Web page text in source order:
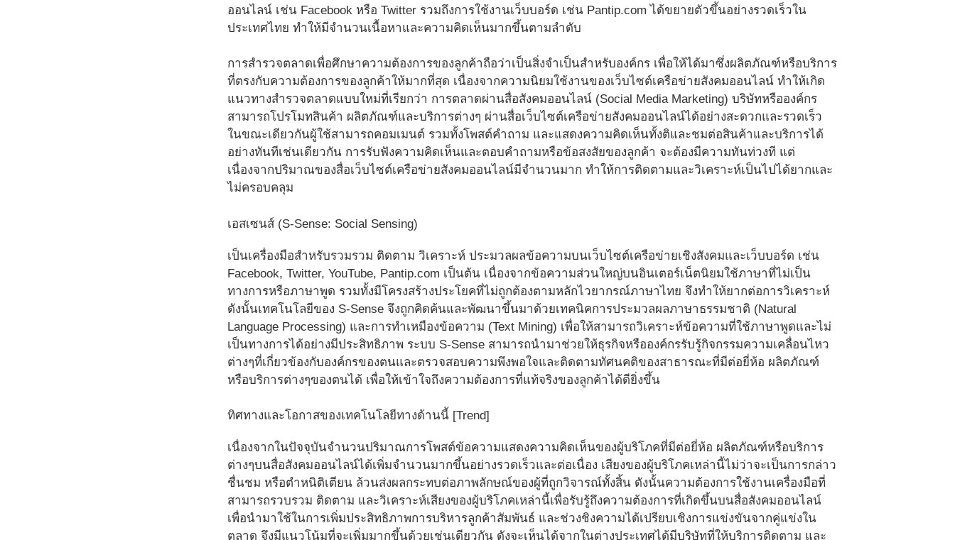
ออนไลน์ เช่น Facebook หรือ Twitter รวมถึงการใช้งานเว็บบอร์ด เช่น Pantip.com ได้ขยายตัวขึ้นอย่างรวดเร็วใน
ประเทศไทย ทำให้มีจำนวนเนื้อหาและความคิดเห็นมากขึ้นตามลำดับ
การสำรวจตลาดเพื่อศึกษาความต้องการของลูกค้าถือว่าเป็นสิ่งจำเป็นสำหรับองค์กร เพื่อให้ได้มาซึ่งผลิตภัณฑ์หรือบริการ
ที่ตรงกับความต้องการของลูกค้าให้มากที่สุด เนื่องจากความนิยมใช้งานของเว็บไซต์เครือข่ายสังคมออนไลน์ ทำให้เกิด
แนวทางสำรวจตลาดแบบใหม่ที่เรียกว่า การตลาดผ่านสื่อสังคมออนไลน์ (Social Media Marketing) บริษัทหรือองค์กร
สามารถโปรโมทสินค้า ผลิตภัณฑ์และบริการต่างๆ ผ่านสื่อเว็บไซต์เครือข่ายสังคมออนไลน์ได้อย่างสะดวกและรวดเร็ว
ในขณะเดียวกันผู้ใช้สามารถคอมเมนต์ รวมทั้งโพสต์คำถาม และแสดงความคิดเห็นทั้งติและชมต่อสินค้าและบริการได้
อย่างทันทีเช่นเดียวกัน การรับฟังความคิดเห็นและตอบคำถามหรือข้อสงสัยของลูกค้า จะต้องมีความทันท่วงที แต่
เนื่องจากปริมาณของสื่อเว็บไซต์เครือข่ายสังคมออนไลน์มีจำนวนมาก ทำให้การติดตามและวิเคราะห์เป็นไปได้ยากและ
ไม่ครอบคลุม
เอสเซนส์ (S-Sense: Social Sensing)
เป็นเครื่องมือสำหรับรวมรวม ติดตาม วิเคราะห์ ประมวลผลข้อความบนเว็บไซต์เครือข่ายเชิงสังคมและเว็บบอร์ด เช่น
Facebook, Twitter, YouTube, Pantip.com เป็นต้น เนื่องจากข้อความส่วนใหญ่บนอินเตอร์เน็ตนิยมใช้ภาษาที่ไม่เป็น
ทางการหรือภาษาพูด รวมทั้งมีโครงสร้างประโยคที่ไม่ถูกต้องตามหลักไวยากรณ์ภาษาไทย จึงทำให้ยากต่อการวิเคราะห์
ดังนั้นเทคโนโลยีของ S-Sense จึงถูกคิดค้นและพัฒนาขึ้นมาด้วยเทคนิคการประมวลผลภาษาธรรมชาติ (Natural
Language Processing) และการทำเหมืองข้อความ (Text Mining) เพื่อให้สามารถวิเคราะห์ข้อความที่ใช้ภาษาพูดและไม่
เป็นทางการได้อย่างมีประสิทธิภาพ ระบบ S-Sense สามารถนำมาช่วยให้ธุรกิจหรือองค์กรรับรู้กิจกรรมความเคลื่อนไหว
ต่างๆที่เกี่ยวข้องกับองค์กรของตนและตรวจสอบความพึงพอใจและติดตามทัศนคติของสาธารณะที่มีต่อยี่ห้อ ผลิตภัณฑ์
หรือบริการต่างๆของตนได้ เพื่อให้เข้าใจถึงความต้องการที่แท้จริงของลูกค้าได้ดียิ่งขึ้น
ทิศทางและโอกาสของเทคโนโลยีทางด้านนี้ [Trend]
เนื่องจากในปัจจุบันจำนวนปริมาณการโพสต์ข้อความแสดงความคิดเห็นของผู้บริโภคที่มีต่อยี่ห้อ ผลิตภัณฑ์หรือบริการ
ต่างๆบนสื่อสังคมออนไลน์ได้เพิ่มจำนวนมากขึ้นอย่างรวดเร็วและต่อเนื่อง เสียงของผู้บริโภคเหล่านี้ไม่ว่าจะเป็นการกล่าว
ชื่นชม หรือตำหนิติเตียน ล้วนส่งผลกระทบต่อภาพลักษณ์ของผู้ที่ถูกวิจารณ์ทั้งสิ้น ดังนั้นความต้องการใช้งานเครื่องมือที่
สามารถรวบรวม ติดตาม และวิเคราะห์เสียงของผู้บริโภคเหล่านี้เพื่อรับรู้ถึงความต้องการที่เกิดขึ้นบนสื่อสังคมออนไลน์
เพื่อนำมาใช้ในการเพิ่มประสิทธิภาพการบริหารลูกค้าสัมพันธ์ และช่วงชิงความได้เปรียบเชิงการแข่งขันจากคู่แข่งใน
ตลาด จึงมีแนวโน้มที่จะเพิ่มมากขึ้นด้วยเช่นเดียวกัน ดังจะเห็นได้จากในต่างประเทศได้มีบริษัทที่ให้บริการติดตาม และ